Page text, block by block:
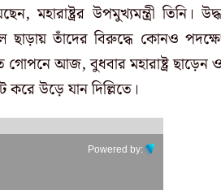
মহারাষ্ট্রর উপমুখ্যমন্ত্রী তিনি।
ছাড়ায় তাঁদের বিরুদ্ধে কোনও
গোপনে আজ, বুধবার মহারাষ্ট্র ছাড়েন
করে উড়ে যান দিল্লিতে।
Powered by: